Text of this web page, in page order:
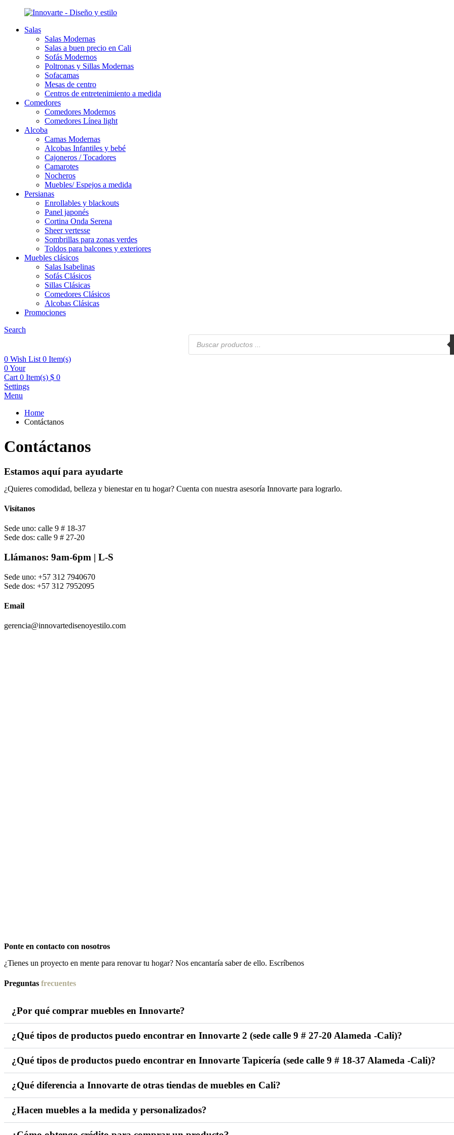
Salas
Salas Modernas
Salas a buen precio en Cali
Sofás Modernos
Poltronas y Sillas Modernas
Sofacamas
Mesas de centro
Centros de entretenimiento a medida
Comedores
Comedores Modernos
Comedores Línea light
Alcoba
Camas Modernas
Alcobas Infantiles y bebé
Cajoneros / Tocadores
Camarotes
Nocheros
Muebles/ Espejos a medida
Persianas
Enrollables y blackouts
Panel japonés
Cortina Onda Serena
Sheer vertesse
Sombrillas para zonas verdes
Toldos para balcones y exteriores
Muebles clásicos
Salas Isabelinas
Sofás Clásicos
Sillas Clásicas
Comedores Clásicos
Alcobas Clásicas
Promociones
Search
Products
search
0 Wish List 0 Item(s)
0Your
Cart 0 Item(s) $ 0
Settings
Menu
Home
Contáctanos
Contáctanos
Estamos aquí para ayudarte
¿Quieres comodidad, belleza y bienestar en tu hogar? Cuenta con nuestra asesoría Innovarte para lograrlo.
Visítanos
Sede uno: calle 9 # 18-37
Sede dos: calle 9 # 27-20
Llámanos: 9am-6pm | L-S
Sede uno: +57 312 7940670
Sede dos: +57 312 7952095
Email
gerencia@innovartedisenoyestilo.com
Ponte en contacto con nosotros
¿Tienes un proyecto en mente para renovar tu hogar? Nos encantaría saber de ello. Escríbenos
Preguntas frecuentes
¿Por qué comprar muebles en Innovarte?
¿Qué tipos de productos puedo encontrar en Innovarte 2 (sede calle 9 # 27-20 Alameda -Cali)?
¿Qué tipos de productos puedo encontrar en Innovarte Tapicería (sede calle 9 # 18-37 Alameda -Cali)?
¿Qué diferencia a Innovarte de otras tiendas de muebles en Cali?
¿Hacen muebles a la medida y personalizados?